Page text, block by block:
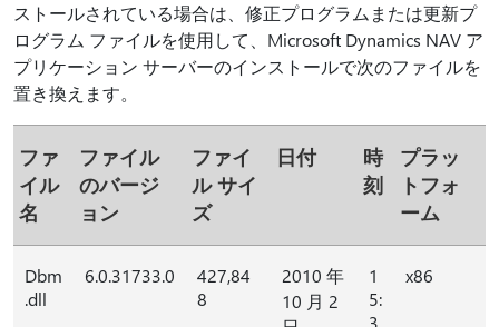
ストールされている場合は、修正プログラムまたは更新プ
ログラム ファイルを使用して、Microsoft Dynamics NAV ア
プリケーション サーバーのインストールで次のファイルを
置き換えます。
ファ
イル
名
ファイル
のバージ
ョン
ファイ
ル サイ
ズ
日付
時
刻
プラッ
トフォ
ーム
Dbm
.dll
6.0.31733.0
427,84
8
2010 年
10 月 2
1
5:
3
x86